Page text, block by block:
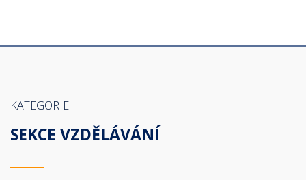
KATEGORIE
SEKCE VZDĚLÁVÁNÍ